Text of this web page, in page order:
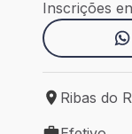
Inscrições
Local de
Ribas do